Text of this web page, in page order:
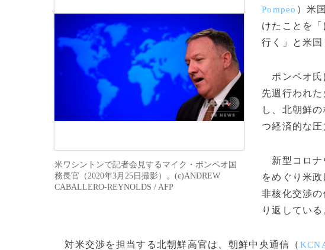
米ワシントンで記者会見するマイク・ポンペオ国
務長官（2020年3月25日撮影）。(c)ANDREW
CABALLERO-REYNOLDS / AFP
Pompeo ）米
けたことを
行く」と米国
ポンペオ氏
先週行われ
し、北朝鮮
つ経済的な圧
新型コロナ
をめぐり米
非核化交渉
り返している
対米交渉を担当する北朝鮮高官は、朝鮮中央通信（